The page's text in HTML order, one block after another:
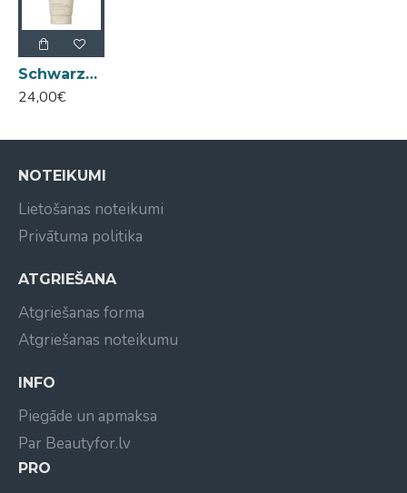
Schwarzkopf Pro BlondMe Bond Repair saites atjaunojošs noslēdzošs balzams 75ml
24,00€
NOTEIKUMI
Lietošanas noteikumi
Privātuma politika
ATGRIEŠANA
Atgriešanas forma
Atgriešanas noteikumu
INFO
Piegāde un apmaksa
Par Beautyfor.lv
PRO